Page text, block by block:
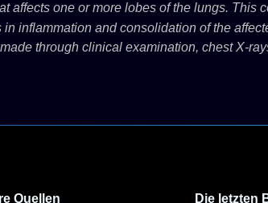
affects one or more lobes of the lungs. This
inflammation and consolidation of the
through clinical examination, chest X-
Quellen Die letzten